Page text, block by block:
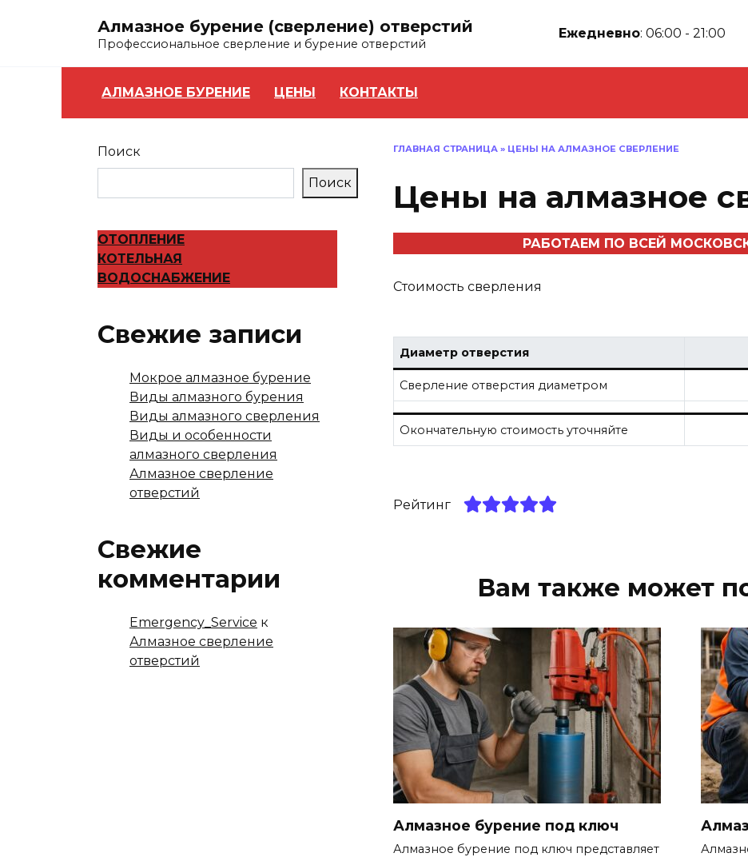
Алмазное бурение (сверление) отверстий
Профессиональное сверление и бурение отверстий
Ежедневно: 06:00 - 21:00
АЛМАЗНОЕ БУРЕНИЕ ЦЕНЫ КОНТАКТЫ
ГЛАВНАЯ СТРАНИЦА » ЦЕНЫ НА АЛМАЗНОЕ СВЕРЛЕНИЕ
Цены на алмазное
РАБОТАЕМ ПО ВСЕЙ
Стоимость сверления
Диаметр отверстия
Сверление отверстия диаметром
Окончательную стоимость уточняйте
Рейтинг
Вам также может
Алмазное бурение под ключ
Алмазное бурение под ключ представляет
Поиск
Поиск
ОТОПЛЕНИЕ
КОТЕЛЬНАЯ
ВОДОСНАБЖЕНИЕ
Свежие записи
Мокрое алмазное бурение
Виды алмазного бурения
Виды алмазного сверления
Виды и особенности
алмазного сверления
Алмазное сверление
отверстий
Свежие
комментарии
Emergency_Service к
Алмазное сверление
отверстий